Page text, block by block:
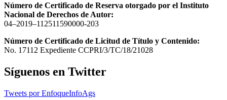
Número de Certificado de Reserva otorgado por el Instituto
Nacional de Derechos de Autor:
04–2019–112511590000-203
Número de Certificado de Licitud de Título y Contenido:
No. 17112 Expediente CCPRI/3/TC/18/21028
Síguenos en Twitter
Tweets por EnfoqueInfoAgs